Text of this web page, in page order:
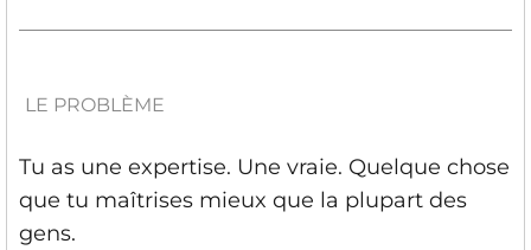
LE PROBLÈME
Tu as une expertise. Une vraie. Quelque chose
que tu maîtrises mieux que la plupart des
gens.